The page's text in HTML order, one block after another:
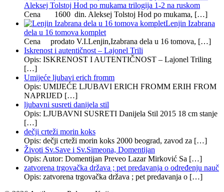
Aleksej Tolstoj Hod po mukama trilogija 1-2 na ruskom
Cena 1600 din. Aleksej Tolstoj Hod po mukama, […]
Lenjin Izabrana
dela u 16 tomova komplet
Cena prodato V.I.Lenjin,Izabrana dela u 16 tomova, […]
Iskrenost i autentičnost – Lajonel Trili
Opis: ISKRENOST I AUTENTIČNOST – Lajonel Triling
[…]
Umijeće ljubavi erich fromm
Opis: UMIJEĆE LJUBAVI ERICH FROMM ERIH FROM
NAPRIJED […]
ljubavni susreti danijela stil
Opis: LJUBAVNI SUSRETI Danijela Stil 2015 18 cm stanje
[…]
dečji crteži morin koks
Opis: dečji crteži morin koks 2000 beograd, zavod za […]
Životi Sv.Save i Sv.Simeona, Domentijan
Opis: Autor: Domentijan Preveo Lazar Mirković Sa […]
zatvorena trgovačka država ; pet predavanja o određenju nauč
Opis: zatvorena trgovačka država ; pet predavanja o […]